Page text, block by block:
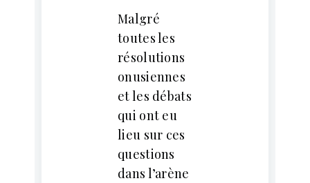
Malgré
toutes les
résolutions
onusiennes
et les débats
qui ont eu
lieu sur ces
questions
dans l’arène